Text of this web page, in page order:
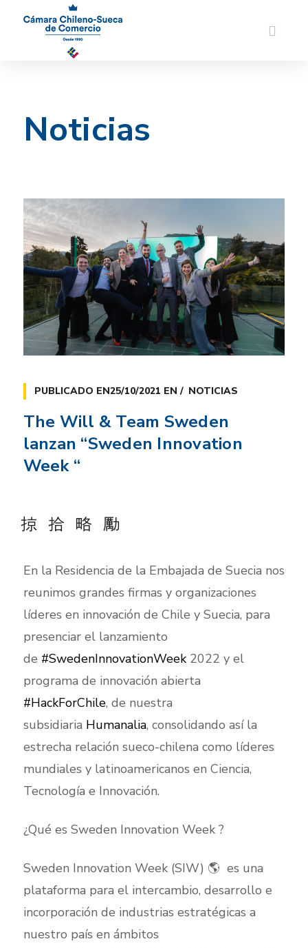
Noticias
PUBLICADO EN25/10/2021 EN NOTICIAS
The Will & Team Sweden
lanzan “Sweden Innovation
Week “
En la Residencia de la Embajada de Suecia nos
reunimos grandes firmas y organizaciones
líderes en innovación de Chile y Suecia, para
presenciar el lanzamiento
de #SwedenInnovationWeek2022 y el
programa de innovación abierta
#HackForChile, de nuestra
subsidiaria Humanalia, consolidando así la
estrecha relación sueco-chilena como líderes
mundiales y latinoamericanos en Ciencia,
Tecnología e Innovación.
¿Qué es Sweden Innovation Week ?
Sweden Innovation Week (SIW) 🌎 es una
plataforma para el intercambio, desarrollo e
incorporación de industrias estratégicas a
nuestro país en ámbitos